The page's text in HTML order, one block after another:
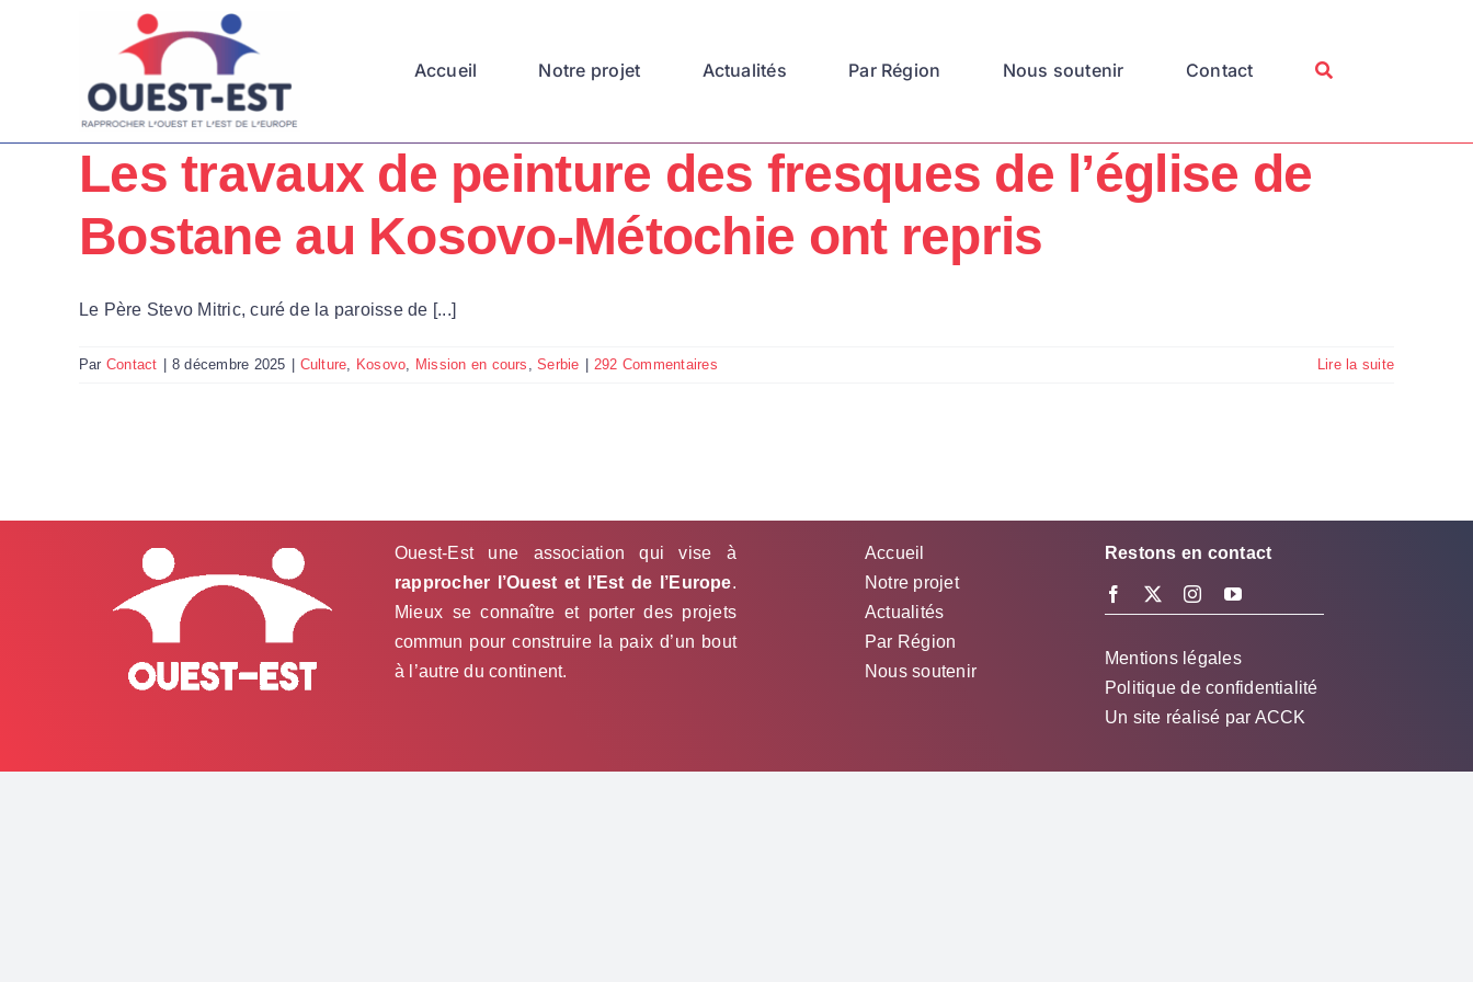
Accueil Notre projet Actualités Par Région Nous soutenir Contact
Les travaux de peinture des fresques de l’église de
Bostane au Kosovo-Métochie ont repris
Le Père Stevo Mitric, curé de la paroisse de [...]
Par Contact 8 décembre 2025 Culture Kosovo Mission en cours ,Serbie 292 Commentaires Lire la suite
Ouest-Est une association qui vise à
rapprocher l’Ouest et l’Est de l’Europe.
Mieux se connaître et porter des projets
commun pour construire la paix d’un bout
à l’autre du continent.
Accueil
Notre projet
Actualités
Par Région
Nous soutenir
Restons en contact
Mentions légales
Politique de confidentialité
Un site réalisé par ACCK